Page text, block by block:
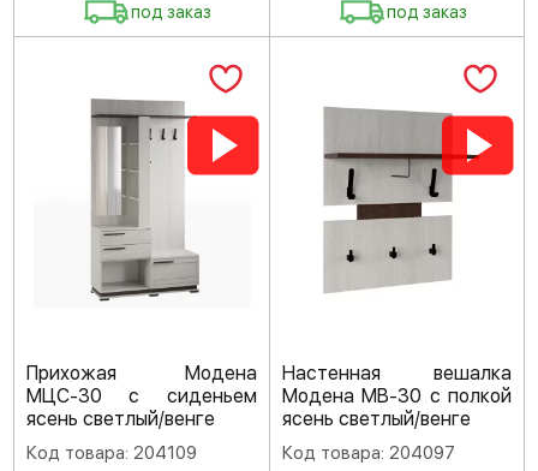
под заказ под заказ
Прихожая Модена
МЦС-30 с сиденьем
ясень светлый/венге
Код товара: 204109
Настенная вешалка
Модена МВ-30 с полкой
ясень светлый/венге
Код товара: 204097